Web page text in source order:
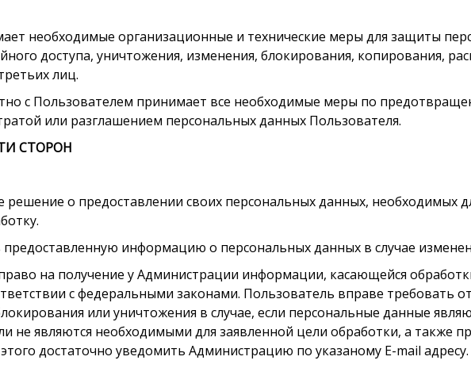
необходимые организационные и технические меры для защиты
доступа, уничтожения, изменения, блокирования, копирования,
лиц.
с Пользователем принимает все необходимые меры по
или разглашением персональных данных Пользователя.
СТОРОН
решение о предоставлении своих персональных данных, необходимых
предоставленную информацию о персональных данных в случае
на получение у Администрации информации, касающейся
с федеральными законами. Пользователь вправе требовать
или уничтожения в случае, если персональные данные
не являются необходимыми для заявленной цели обработки, а также
достаточно уведомить Администрацию по указаному E-mail адресу.